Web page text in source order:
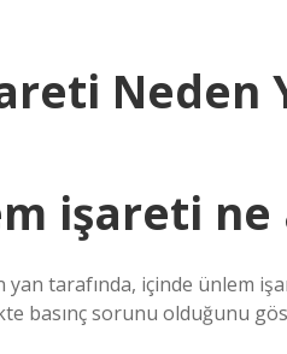
Neden
işareti ne
yan tarafında, içinde
basınç sorunu olduğunu